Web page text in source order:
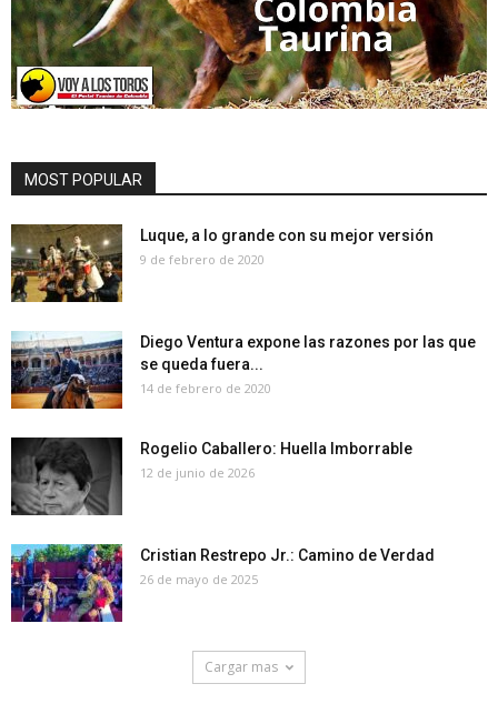
MOST POPULAR
Luque, a lo grande con su mejor versión
9 de febrero de 2020
Diego Ventura expone las razones por las que
se queda fuera...
14 de febrero de 2020
Rogelio Caballero: Huella Imborrable
12 de junio de 2026
Cristian Restrepo Jr.: Camino de Verdad
26 de mayo de 2025
Cargar mas